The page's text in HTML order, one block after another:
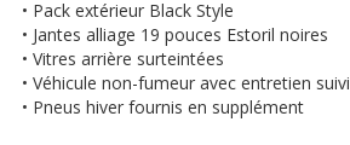
• Pack extérieur Black Style
• Jantes alliage 19 pouces Estoril noires
• Vitres arrière surteintées
• Véhicule non-fumeur avec entretien suivi
• Pneus hiver fournis en supplément